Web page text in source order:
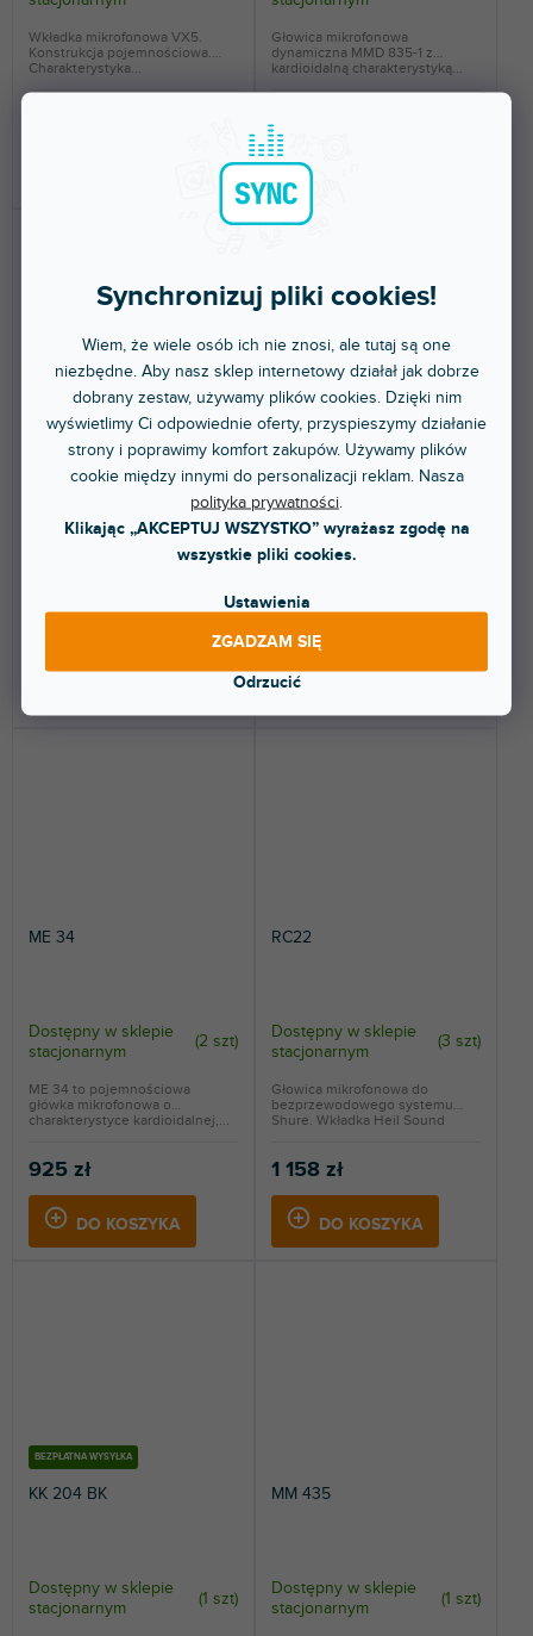
Synchronizuj pliki cookies!
Wiem, że wiele osób ich nie znosi, ale tutaj są one
niezbędne. Aby nasz sklep internetowy działał jak dobrze
dobrany zestaw, używamy plików cookies. Dzięki nim
wyświetlimy Ci odpowiednie oferty, przyspieszymy działanie
strony i poprawimy komfort zakupów. Używamy plików
cookie między innymi do personalizacji reklam. Nasza
polityka prywatności
Klikając „AKCEPTUJ WSZYSTKO” wyrażasz zgodę na
wszystkie pliki cookies.
Ustawienia
Odrzucić
ZGADZAM SIĘ
Wkładka mikrofonowa VX5.
Konstrukcja pojemnościowa.
Charakterystyka...
383 zł
Głowica mikrofonowa
dynamiczna MMD 835-1 z
kardioidalną charakterystyką...
MMD 845-1
stacjonarnym
(4 szt)
MMK 965-1 BK
Dostępny w sklepie
stacjonarnym
2 567 zł
Głowica mikrofonowa MMK 965-
ME 34
Dostępny w sklepie
stacjonarnym
(2 szt)
925 zł
DO KOSZYKA
ME 34 to pojemnościowa
główka mikrofonowa o
charakterystyce kardioidalnej,...
RC22
Dostępny w sklepie
stacjonarnym
(3 szt)
1 158 zł
DO KOSZYKA
Głowica mikrofonowa do
bezprzewodowego systemu
Shure. Wkładka Heil Sound
BEZPŁATNA WYSYŁKA
KK 204 BK
Dostępny w sklepie
stacjonarnym
(1 szt)
MM 435
Dostępny w sklepie
stacjonarnym
(1 szt)